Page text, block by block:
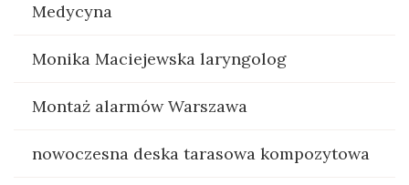
Medycyna
Monika Maciejewska laryngolog
Montaż alarmów Warszawa
nowoczesna deska tarasowa kompozytowa